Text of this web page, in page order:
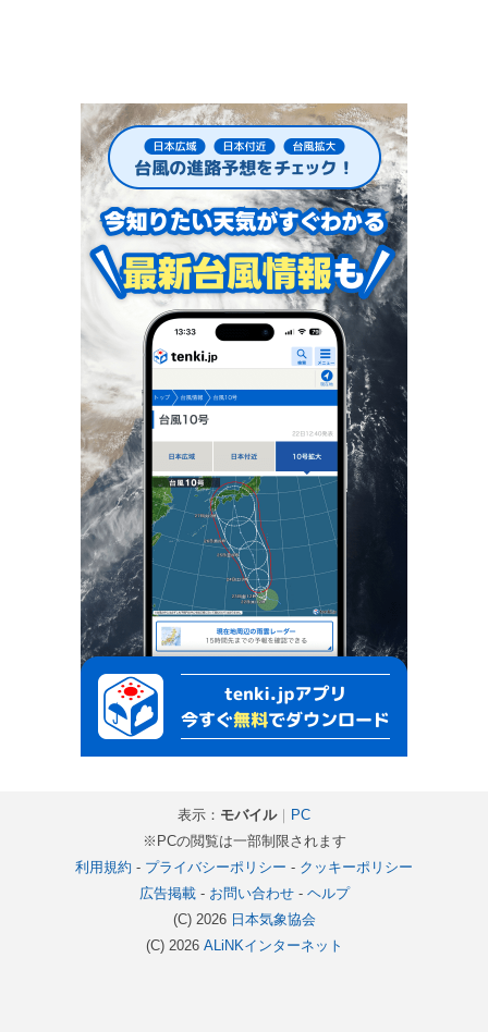
表示： モバイル｜ PC
※PCの閲覧は一部制限されます
利用規約 - プライバシーポリシー - クッキーポリシー
広告掲載- お問い合わせ- ヘルプ
(C) 2026 日本気象協会
(C) 2026 ALiNKインターネット